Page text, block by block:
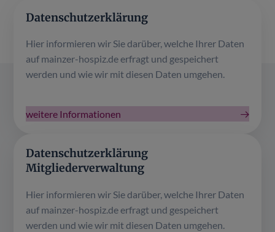
Datenschutzerklärung
Hier informieren wir Sie darüber, welche Ihrer Daten
auf mainzer-hospiz.de erfragt und gespeichert
werden und wie wir mit diesen Daten umgehen.
weitere Informationen
Datenschutzerklärung
Mitgliederverwaltung
Hier informieren wir Sie darüber, welche Ihrer Daten
auf mainzer-hospiz.de erfragt und gespeichert
werden und wie wir mit diesen Daten umgehen.